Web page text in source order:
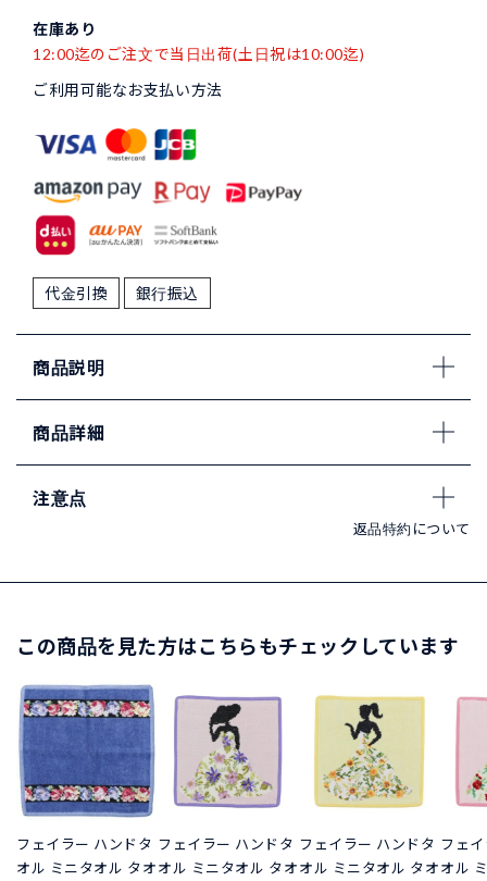
在庫あり
12:00迄のご注文で当日出荷(土日祝は10:00迄)
ご利用可能なお支払い方法
代金引換 銀行振込
商品説明
商品詳細
注意点
返品特約について
この商品を見た方はこちらもチェックしています
フェイラー ハンドタ
オル ミニタオル タオ
フェイラー ハンドタ
オル ミニタオル タオ
フェイラー ハンドタ
オル ミニタオル タオ
フェ
オル